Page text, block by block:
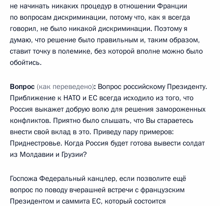
не начинать никаких процедур в отношении Франции
по вопросам дискриминации, потому что, как я всегда
говорил, не было никакой дискриминации. Поэтому я
думаю, что решение было правильным и, таким образом,
ставит точку в полемике, без которой вполне можно было
обойтись.
Вопрос (как переведено): Вопрос российскому Президенту.
Приближение к НАТО и ЕС всегда исходило из того, что
Россия выкажет добрую волю для решения замороженных
конфликтов. Приятно было слышать, что Вы стараетесь
внести свой вклад в это. Приведу пару примеров:
Приднестровье. Когда Россия будет готова вывести солдат
из Молдавии и Грузии?
Госпожа Федеральный канцлер, если позволите ещё
вопрос по поводу вчерашней встречи с французским
Президентом и саммита ЕС, который состоится